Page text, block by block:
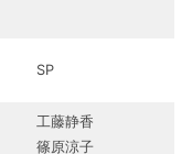
SP
工藤静香
篠原涼子